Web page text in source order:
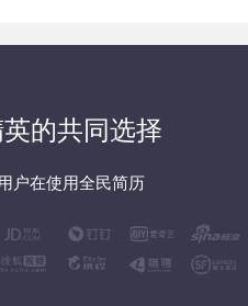
的共同选择
户在使用全民简历